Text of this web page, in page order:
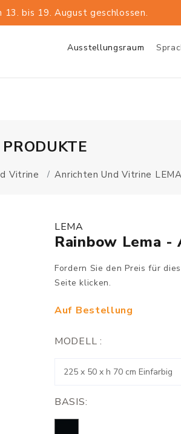
13. bis 19. August geschlossen.
Ausstellungsraum
PRODUKTE
Vitrine Anrichten Und Vitrine
LEMA
Rainbow Lema -
Fordern Sie den Preis für
Seite klicken.
Auf Bestellung
MODELL :
BASIS: